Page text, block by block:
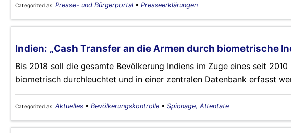
Categorized as: Presse- und Bürgerportal • Presseerklärungen
Indien: „Cash Transfer an die Armen durch biometrische
Bis 2018 soll die gesamte Bevölkerung Indiens im Zuge eines seit
biometrisch durchleuchtet und in einer zentralen Datenbank erfasst
Categorized as: Aktuelles • Bevölkerungskontrolle • Spionage, Attentate